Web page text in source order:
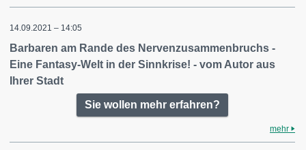
14.09.2021 – 14:05
Barbaren am Rande des Nervenzusammenbruchs -
Eine Fantasy-Welt in der Sinnkrise! - vom Autor aus
Ihrer Stadt
Sie wollen mehr erfahren?
mehr